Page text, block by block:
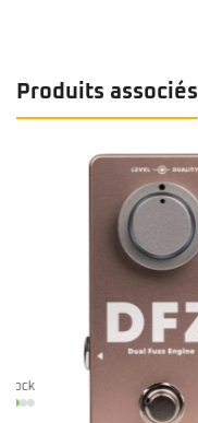
Produits associés